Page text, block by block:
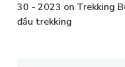
30 - 2023 on Trekking
đầu trekking